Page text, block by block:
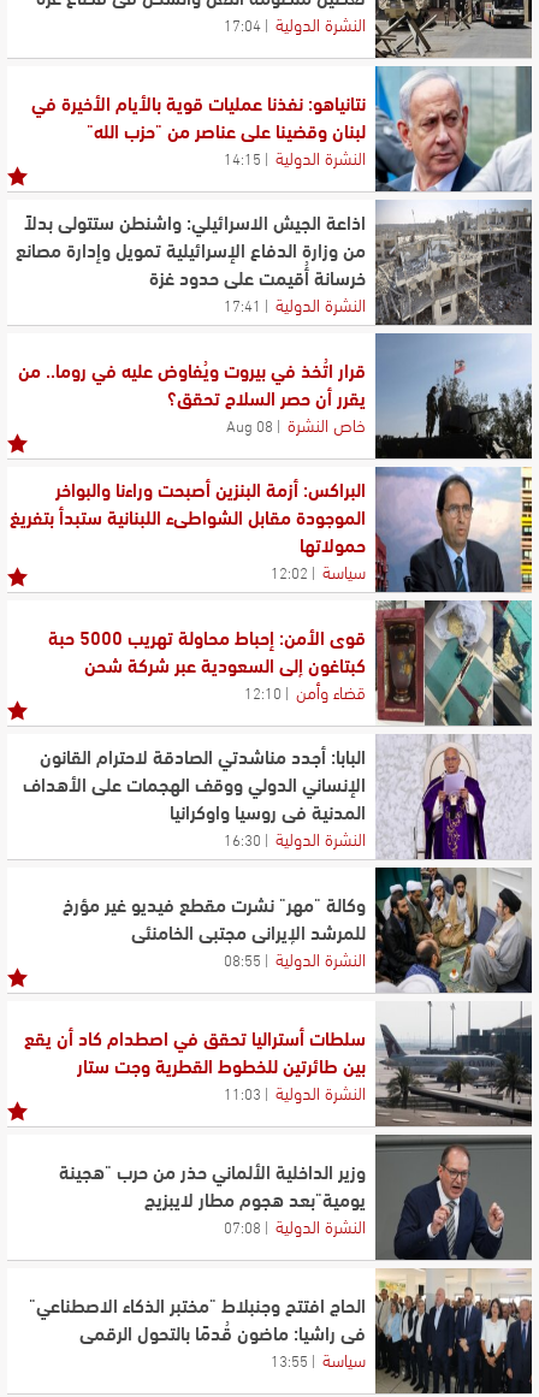
النشرة الدولية 17:04
نتانياهو: نفذنا عمليات قوية بالأيام الأخيرة في
لبنان وقضينا على عناصر من "حزب الله"
النشرة الدولية 14:15
اذاعة الجيش الاسرائيلي: واشنطن ستتولى بدلاً
من وزارة الدفاع الإسرائيلية تمويل وإدارة مصانع
خرسانة أُقيمت على حدود غزة
النشرة الدولية 17:41
قرار اتُخذ في بيروت ويُفاوض عليه في روما.. من
يقرر أن حصر السلاح تحقق؟
خاص النشرة 08 Aug
البراكس: أزمة البنزين أصبحت وراءنا والبواخر
الموجودة مقابل الشواطىء اللبنانية ستبدأ بتفريغ
حمولاتها
سياسة 12:02
قوى الأمن: إحباط محاولة تهريب 5000 حبة
كبتاغون إلى السعودية عبر شركة شحن
قضاء وأمن 12:10
البابا: أجدد مناشدتي الصادقة لاحترام القانون
الإنساني الدولي ووقف الهجمات على الأهداف
المدنية في روسيا واوكرانيا
النشرة الدولية 16:30
وكالة "مهر" نشرت مقطع فيديو غير مؤرخ
للمرشد الإيراني مجتبى الخامنئي
النشرة الدولية 08:55
سلطات أستراليا تحقق في اصطدام كاد أن يقع
بين طائرتين للخطوط القطرية وجت ستار
النشرة الدولية 11:03
وزير الداخلية الألماني حذر من حرب "هجينة
يومية"بعد هجوم مطار لايبزيج
النشرة الدولية 07:08
الحاج افتتح وجنبلاط "مختبر الذكاء الاصطناعي"
في راشيا: ماضون قُدمًا بالتحول الرقمي
سياسة 13:55